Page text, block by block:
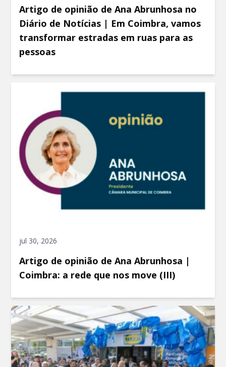
Artigo de opinião de Ana Abrunhosa no
Diário de Notícias | Em Coimbra, vamos
transformar estradas em ruas para as
pessoas
jul 30, 2026
Artigo de opinião de Ana Abrunhosa |
Coimbra: a rede que nos move (III)